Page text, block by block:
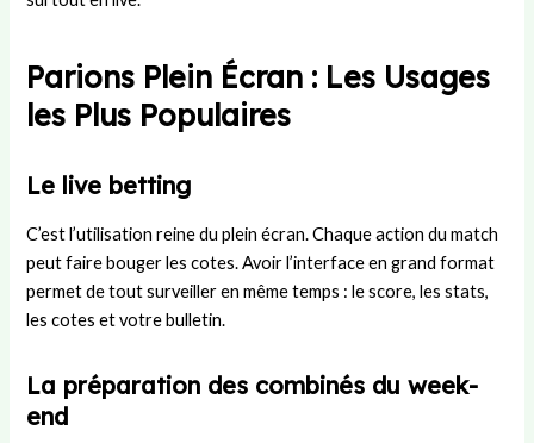
Parions Plein Écran : Les Usages
les Plus Populaires
Le live betting
C’est l’utilisation reine du plein écran. Chaque action du match
peut faire bouger les cotes. Avoir l’interface en grand format
permet de tout surveiller en même temps : le score, les stats,
les cotes et votre bulletin.
La préparation des combinés du week-
end